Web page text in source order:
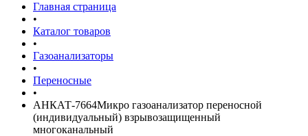
Главная страница
•
Каталог товаров
•
Газоанализаторы
•
Переносные
•
АНКАТ-7664Микро газоанализатор переносной
(индивидуальный) взрывозащищенный
многоканальный